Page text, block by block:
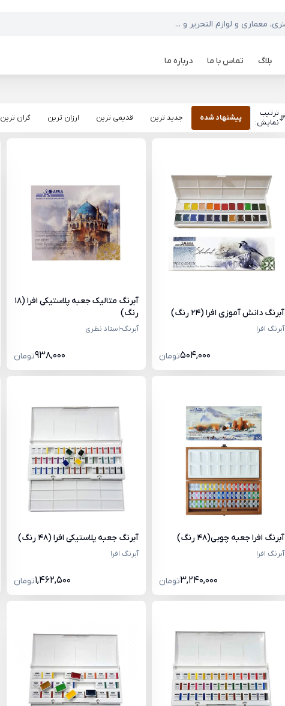
بلاگ تماس با ما درباره ما
ترتیب
نمایش:
پیشنهاد شده جدید ترین قدیمی ترین ارزان ترین گران ترین
آبرنگ دانش آموزی افرا (24 رنگ)
آبرنگ افرا
504,000تومان
آبرنگ متالیک جعبه پلاستیکی افرا (18
رنگ)
آبرنگ-استاد نظری
938,000تومان
آبرنگ افرا جعبه چوبی(48 رنگ)
آبرنگ افرا
3,240,000تومان
آبرنگ جعبه پلاستیکی افرا (48 رنگ)
آبرنگ افرا
1,462,500تومان